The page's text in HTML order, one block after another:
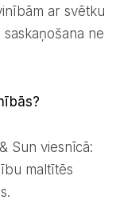
ar svētku
ne
maltītēs